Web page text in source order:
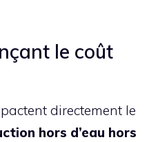
le coût
directement le
hors d’eau hors